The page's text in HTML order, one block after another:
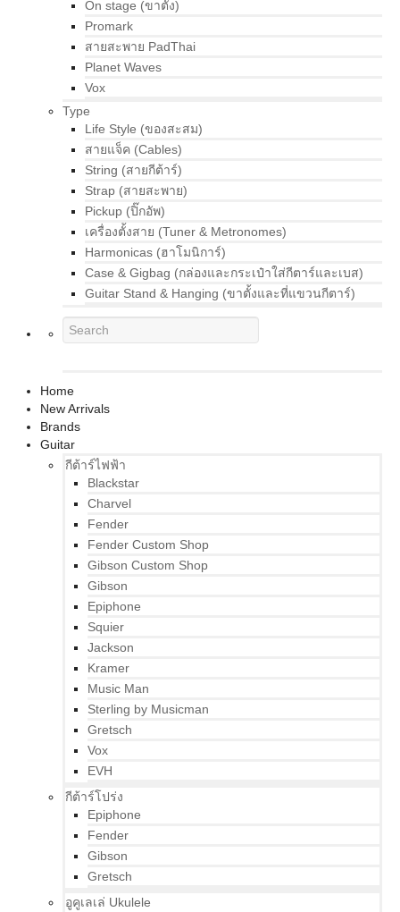
On stage (ขาตั้ง)
Promark
สายสะพาย PadThai
Planet Waves
Vox
Type
Life Style (ของสะสม)
สายแจ็ค (Cables)
String (สายกีต้าร์)
Strap (สายสะพาย)
Pickup (ปิ๊กอัพ)
เครื่องตั้งสาย (Tuner & Metronomes)
Harmonicas (ฮาโมนิการ์)
Case & Gigbag (กล่องและกระเป๋าใส่กีตาร์และเบส)
Guitar Stand & Hanging (ขาตั้งและที่แขวนกีตาร์)
Home
New Arrivals
Brands
Guitar
กีต้าร์ไฟฟ้า
Blackstar
Charvel
Fender
Fender Custom Shop
Gibson Custom Shop
Gibson
Epiphone
Squier
Jackson
Kramer
Music Man
Sterling by Musicman
Gretsch
Vox
EVH
กีต้าร์โปร่ง
Epiphone
Fender
Gibson
Gretsch
อูคูเลเล่ Ukulele